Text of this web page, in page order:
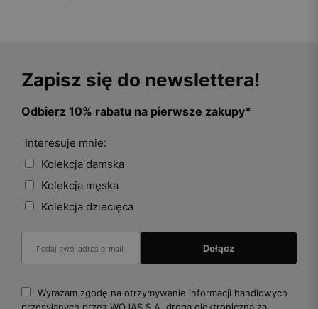
Zapisz się do newslettera!
Odbierz 10% rabatu na pierwsze zakupy*
Interesuje mnie:
Kolekcja damska
Kolekcja męska
Kolekcja dziecięca
Wyrażam zgodę na otrzymywanie informacji handlowych